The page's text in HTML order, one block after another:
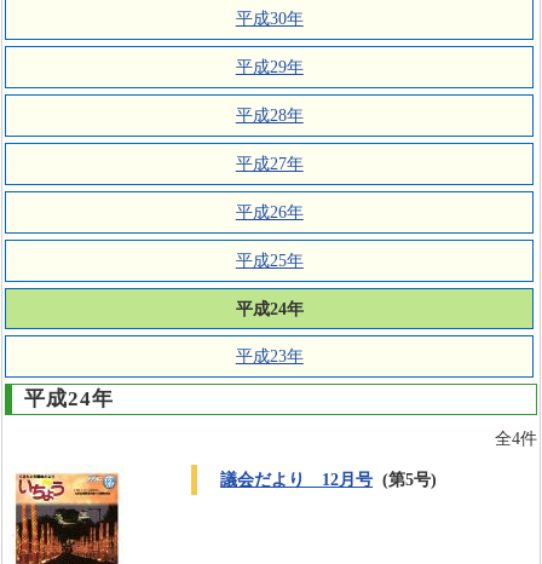
平成30年
平成29年
平成28年
平成27年
平成26年
平成25年
平成24年
平成23年
平成24年
全4件
議会だより 12月号 (第5号)